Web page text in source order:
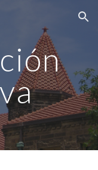
Skip to navigation